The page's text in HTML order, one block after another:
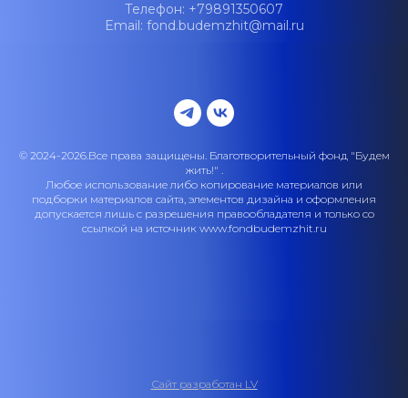
Телефон: +79891350607
Email: fond.budemzhit@mail.ru
© 2024-2026.Все права защищены. Благотворительный фонд "Будем
жить!" .
Любое использование либо копирование материалов или
подборки материалов сайта, элементов дизайна и оформления
допускается лишь с разрешения правообладателя и только со
ссылкой на источник www.fondbudemzhit.ru
Сайт разработан LV